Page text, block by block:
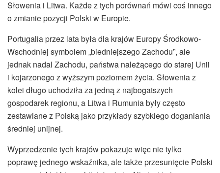
Słowenia i Litwa. Każde z tych porównań mówi coś innego
o zmianie pozycji Polski w Europie.
Portugalia przez lata była dla krajów Europy Środkowo-
Wschodniej symbolem „biedniejszego Zachodu”, ale
jednak nadal Zachodu, państwa należącego do starej Unii
i kojarzonego z wyższym poziomem życia. Słowenia z
kolei długo uchodziła za jedną z najbogatszych
gospodarek regionu, a Litwa i Rumunia były często
zestawiane z Polską jako przykłady szybkiego doganiania
średniej unijnej.
Wyprzedzenie tych krajów pokazuje więc nie tylko
poprawę jednego wskaźnika, ale także przesunięcie Polski